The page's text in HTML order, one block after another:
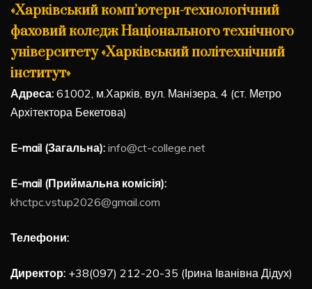
«Харківський комп’ютерн-технологічний
фаховий коледж Національного технічного
університету «Харківський політехнічний
інститут»
Адреса: 61002, м.Харків, вул. Манізера, 4 (ст. Метро
Архітектора Бекетова)
E-mail (Загальна): info@ct-college.net
E-mail (Приймальна комісія):
khctpc.vstup2026@gmail.com
Телефони:
Директор: +38(097) 212-20-35 (Ірина Іванівна Дідух)